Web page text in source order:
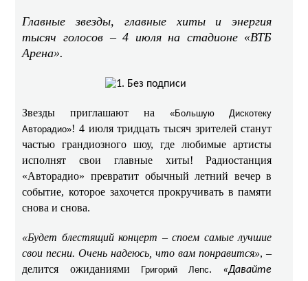
Главные звезды, главные хиты и энергия
тысяч голосов – 4 июля на стадионе «ВТБ
Арена».
Звезды приглашают на «Большую Дискотеку
Авторадио»! 4 июля тридцать тысяч зрителей станут
частью грандиозного шоу, где любимые артисты
исполнят свои главные хиты! Радиостанция
«Авторадио» превратит обычный летний вечер в
событие, которое захочется прокручивать в памяти
снова и снова.
«Будет блестящий концерт – споем самые лучшие
свои песни. Очень надеюсь, что вам понравится», –
делится ожиданиями
Григорий Лепс. «Давайте